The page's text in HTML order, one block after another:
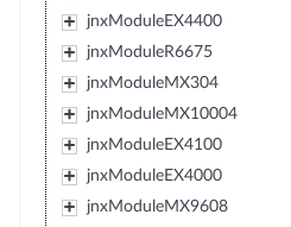
jnxModuleEX4400
jnxModuleR6675
jnxModuleMX304
jnxModuleMX10004
jnxModuleEX4100
jnxModuleEX4000
jnxModuleMX9608